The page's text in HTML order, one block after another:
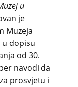
u
je
Muzeja
u dopisu
od 30.
navodi da
prosvjetu i